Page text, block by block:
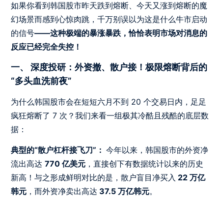
如果你看到韩国股市昨天跌到熔断、今天又涨到熔断的魔
幻场景而感到心惊肉跳，千万别误以为这是什么牛市启动
的信号——这种极端的暴涨暴跌，恰恰表明市场对消息的
反应已经完全失控！
一、 深度投研：外资撤、散户接！极限熔断背后的
“多头血洗前夜”
为什么韩国股市会在短短六月不到 20 个交易日内，足足
疯狂熔断了 7 次？我们来看一组极其冷酷且残酷的底层数
据：
典型的“散户杠杆接飞刀”：今年以来，韩国股市的外资净
流出高达770 亿美元 ，直接创下有数据统计以来的历史
新高！与之形成鲜明对比的是，散户盲目净买入 22 万亿
韩元 ，而外资净卖出高达 37.5 万亿韩元。